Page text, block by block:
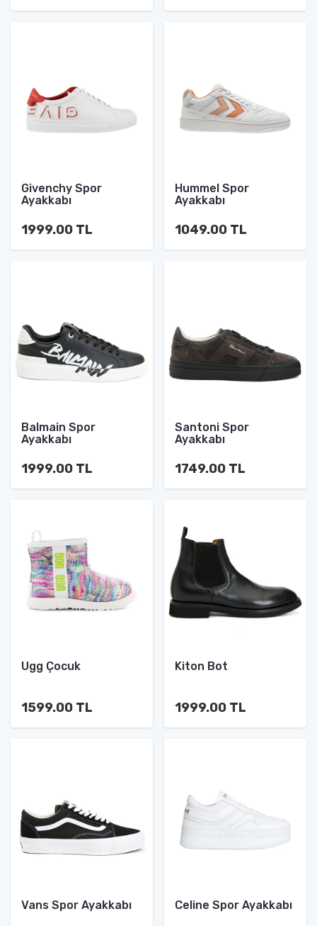
Givenchy Spor
Ayakkabı
1999.00 TL
Hummel Spor
Ayakkabı
1049.00 TL
Balmain Spor
Ayakkabı
1999.00 TL
Santoni Spor
Ayakkabı
1749.00 TL
Ugg Çocuk
1599.00 TL
Kiton Bot
1999.00 TL
Vans Spor Ayakkabı Celine Spor Ayakkabı